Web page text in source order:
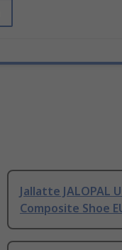
Jallatte JALOPAL
Composite Shoe